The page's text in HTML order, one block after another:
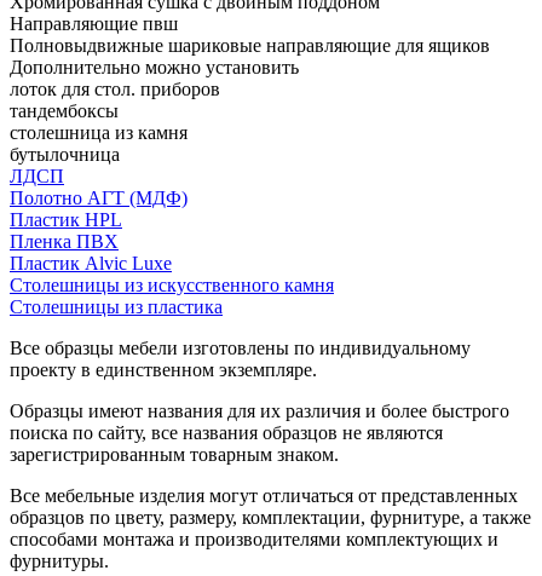
Направляющие пвш
Полновыдвижные шариковые направляющие для ящиков
Дополнительно можно установить
лоток для стол. приборов
тандембоксы
столешница из камня
бутылочница
ЛДСП
Полотно АГТ (МДФ)
Пластик HPL
Пленка ПВХ
Пластик Alvic Luxe
Столешницы из искусственного камня
Столешницы из пластика
Все образцы мебели изготовлены по индивидуальному
проекту в единственном экземпляре.
Образцы имеют названия для их различия и более быстрого
поиска по сайту, все названия образцов не являются
зарегистрированным товарным знаком.
Все мебельные изделия могут отличаться от представленных
образцов по цвету, размеру, комплектации, фурнитуре, а также
способами монтажа и производителями комплектующих и
фурнитуры.